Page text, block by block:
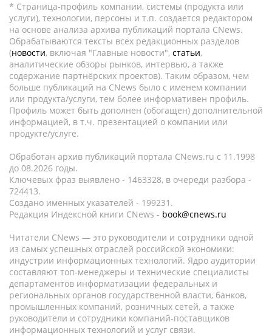
* Страница-профиль компании, системы (продукта или
услуги), технологии, персоны и т.п. создается редактором
на основе анализа архива публикаций портала CNews.
Обрабатываются тексты всех редакционных разделов
(новости, включая "Главные новости", статьи,
аналитические обзоры рынков, интервью, а также
содержание партнёрских проектов). Таким образом, чем
больше публикаций на CNews было с именем компании
или продукта/услуги, тем более информативен профиль.
Профиль может быть дополнен (обогащен) дополнительной
информацией, в т.ч. презентацией о компании или
продукте/услуге.
Обработан архив публикаций портала CNews.ru c 11.1998
до 08.2026 годы.
Ключевых фраз выявлено - 1463328, в очереди разбора -
724413.
Создано именных указателей - 199231.
Редакция Индексной книги CNews - book@cnews.ru
Читатели CNews — это руководители и сотрудники одной
из самых успешных отраслей российской экономики:
индустрии информационных технологий. Ядро аудитории
составляют топ-менеджеры и технические специалисты
департаментов информатизации федеральных и
региональных органов государственной власти, банков,
промышленных компаний, розничных сетей, а также
руководители и сотрудники компаний-поставщиков
информационных технологий и услуг связи.